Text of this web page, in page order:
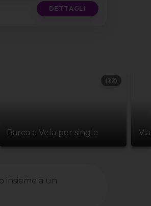
DETTAGLI
Barca a Vela per single
(22)
insieme a un